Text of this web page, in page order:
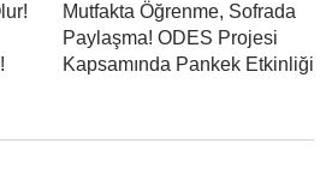
Mutfakta Öğrenme, Sofrada
Paylaşma! ODES Projesi
Kapsamında Pankek Etkinliği